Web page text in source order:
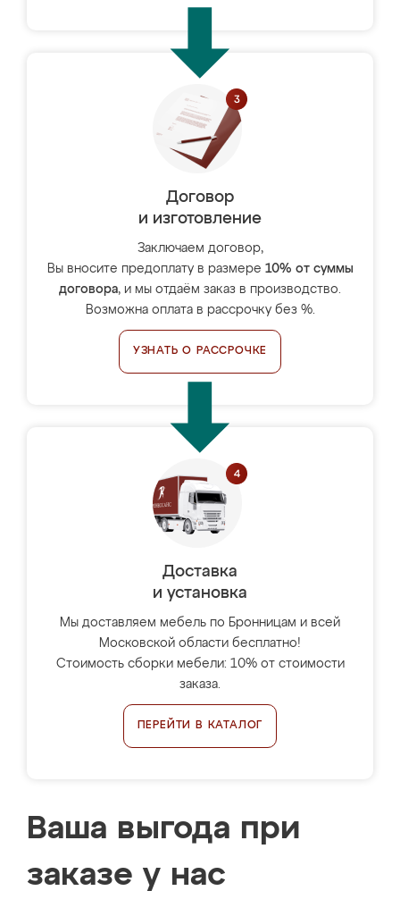
Договор
и изготовление
Заключаем договор,
Вы вносите предоплату в размере 10% от суммы
договора, и мы отдаём заказ в производство.
Возможна оплата в рассрочку без %.
УЗНАТЬ О РАССРОЧКЕ
Доставка
и установка
Мы доставляем мебель по Бронницам и всей
Московской области бесплатно!
Стоимость сборки мебели: 10% от стоимости
заказа.
ПЕРЕЙТИ В КАТАЛОГ
Ваша выгода при
заказе у нас